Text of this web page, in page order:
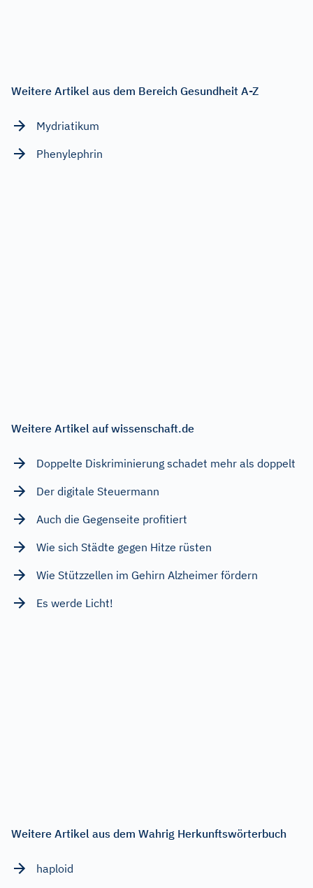
Weitere Artikel aus dem Bereich Gesundheit A-Z
Mydriatikum
Phenylephrin
Weitere Artikel auf wissenschaft.de
Doppelte Diskriminierung schadet mehr als doppelt
Der digitale Steuermann
Auch die Gegenseite profitiert
Wie sich Städte gegen Hitze rüsten
Wie Stützzellen im Gehirn Alzheimer fördern
Es werde Licht!
Weitere Artikel aus dem Wahrig Herkunftswörterbuch
haploid